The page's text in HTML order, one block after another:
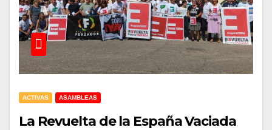
ACTIVAS ASAMBLEAS
La Revuelta de la España Vaciada